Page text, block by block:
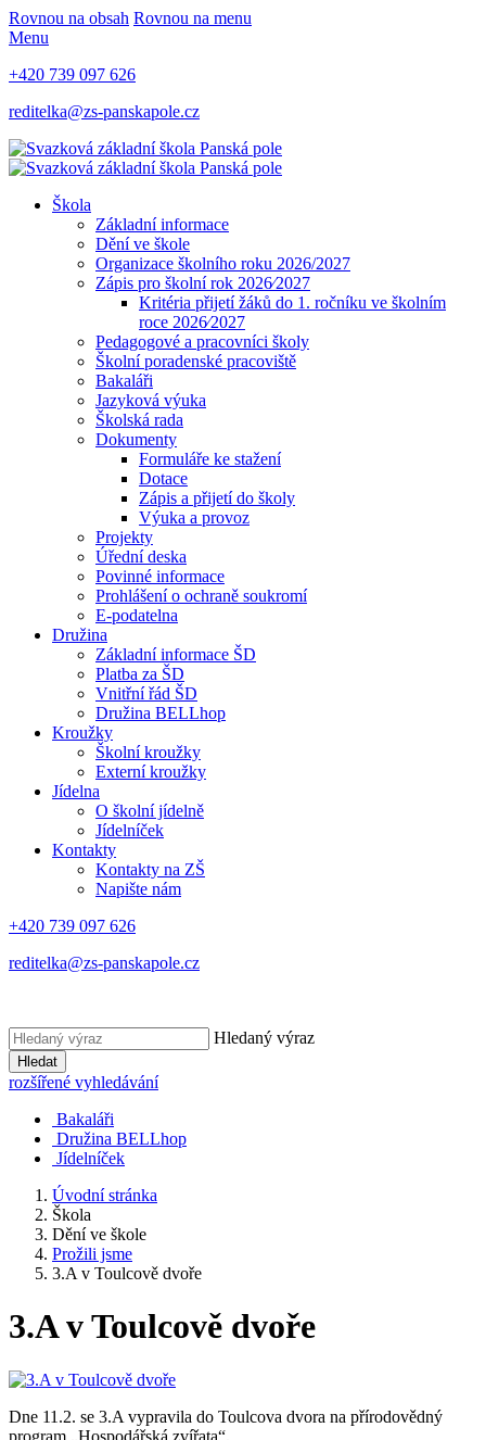
Rovnou na obsah Rovnou na menu
Menu
+420 739 097 626
reditelka@zs-panskapole.cz
Škola
Základní informace
Dění ve škole
Organizace školního roku 2026/2027
Zápis pro školní rok 2026⁄2027
Kritéria přijetí žáků do 1. ročníku ve školním
roce 2026⁄2027
Pedagogové a pracovníci školy
Školní poradenské pracoviště
Bakaláři
Jazyková výuka
Školská rada
Dokumenty
Formuláře ke stažení
Dotace
Zápis a přijetí do školy
Výuka a provoz
Projekty
Úřední deska
Povinné informace
Prohlášení o ochraně soukromí
E-podatelna
Družina
Základní informace ŠD
Platba za ŠD
Vnitřní řád ŠD
Družina BELLhop
Kroužky
Školní kroužky
Externí kroužky
Jídelna
O školní jídelně
Jídelníček
Kontakty
Kontakty na ZŠ
Napište nám
+420 739 097 626
reditelka@zs-panskapole.cz
Hledaný výraz
Hledat
rozšířené vyhledávání
Bakaláři
Družina BELLhop
Jídelníček
Úvodní stránka
Škola
Dění ve škole
Prožili jsme
3.A v Toulcově dvoře
3.A v Toulcově dvoře
Dne 11.2. se 3.A vypravila do Toulcova dvora na přírodovědný
program „Hospodářská zvířata“.